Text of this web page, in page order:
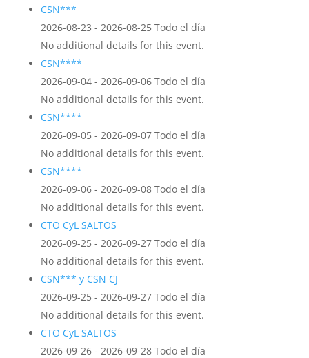
CSN***
2026-08-23 - 2026-08-25 Todo el día
No additional details for this event.
CSN****
2026-09-04 - 2026-09-06 Todo el día
No additional details for this event.
CSN****
2026-09-05 - 2026-09-07 Todo el día
No additional details for this event.
CSN****
2026-09-06 - 2026-09-08 Todo el día
No additional details for this event.
CTO CyL SALTOS
2026-09-25 - 2026-09-27 Todo el día
No additional details for this event.
CSN*** y CSN CJ
2026-09-25 - 2026-09-27 Todo el día
No additional details for this event.
CTO CyL SALTOS
2026-09-26 - 2026-09-28 Todo el día